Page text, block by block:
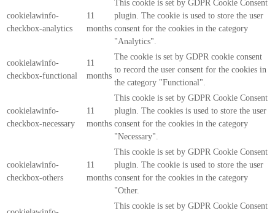
cookielawinfo-
checkbox-analytics
11
months
This cookie is set by GDPR Cookie Consent
plugin. The cookie is used to store the user
consent for the cookies in the category
"Analytics".
cookielawinfo-
checkbox-functional
11
months
The cookie is set by GDPR cookie consent
to record the user consent for the cookies in
the category "Functional".
cookielawinfo-
checkbox-necessary
11
months
This cookie is set by GDPR Cookie Consent
plugin. The cookies is used to store the user
consent for the cookies in the category
"Necessary".
cookielawinfo-
checkbox-others
11
months
This cookie is set by GDPR Cookie Consent
plugin. The cookie is used to store the user
consent for the cookies in the category
"Other.
This cookie is set by GDPR Cookie Consent